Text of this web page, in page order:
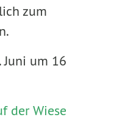
zum
um 16
der Wiese